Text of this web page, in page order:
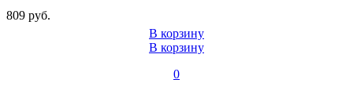
809 руб.
В корзину
В корзину
0